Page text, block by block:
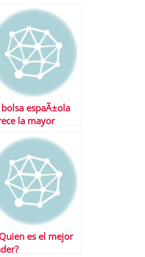
bolsa espaÃ±ola
la mayor
por
en tiempos
crisis
es el mejor